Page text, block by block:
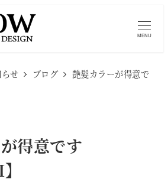
MENU
せ ブログ
艶髪カラーが得意で
得意です